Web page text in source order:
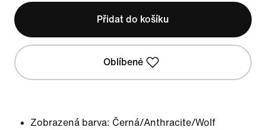
Přidat do košíku
Oblíbené
Zobrazená barva: Černá/Anthracite/Wolf